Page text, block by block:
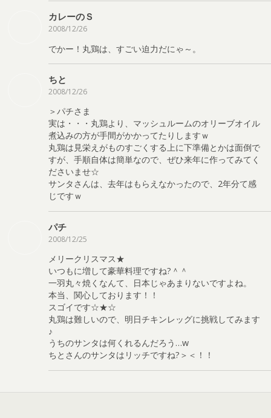
カレーのＳ
2008/12/26
でかー！丸鶏は、すごい迫力だにゃ～。
ちと
2008/12/26
＞パチさま
実は・・・丸鶏より、マッシュルームのオリーブオイル
煮込みの方が手間がかかってたりしますｗ
丸鶏は見栄えがものすごくする上に下準備とかは面倒で
すが、手順自体は簡単なので、ぜひ来年に作ってみてく
ださいませ☆
サンタさんは、去年はもらえなかったので、2年分て感
じですｗ
パチ
2008/12/25
メリークリスマス★
いつもに増して豪華料理ですね?＾＾
一羽丸々焼くなんて、日本じゃあまりないですよね。
本当、関心しております！！
スゴイです☆★☆
丸鶏は難しいので、明日チキンレッグに挑戦してみます
♪
うちのサンタは何くれるんだろう…w
ちとさんのサンタはリッチですね?＞＜！！